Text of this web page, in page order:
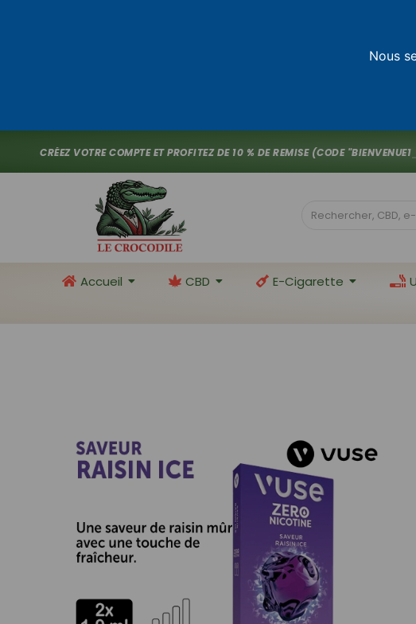
Nous
CRÉEZ VOTRE COMPTE ET PROFITEZ DE 10 % DE REMISE (CODE "BIENVENUE1
Accueil CBD E-Cigarette